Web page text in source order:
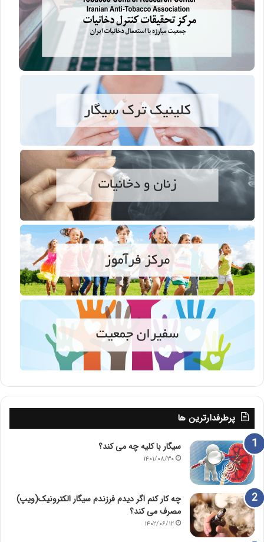
پرطرفدارترین ها
سیگار با کلیه چه می کند؟
۱۴۰۱/۰۸/۳۰
چه کار کنم اگر دیدم فرزندم سیگار الکترونیک(ویپ)
مصرف می کند؟
۱۴۰۲/۰۶/۱۲